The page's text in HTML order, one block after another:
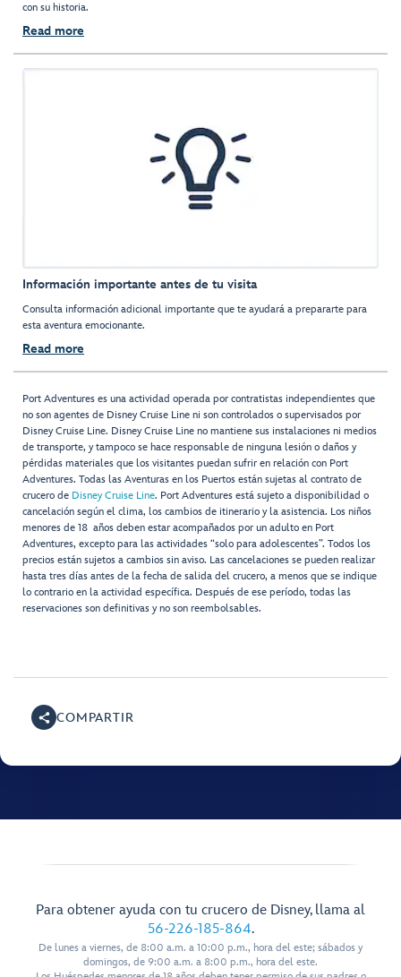
con su historia.
Read more
Información importante antes de tu visita
Consulta información adicional importante que te ayudará a prepararte para
esta aventura emocionante.
Read more
Port Adventures es una actividad operada por contratistas independientes que
no son agentes de Disney Cruise Line ni son controlados o supervisados por
Disney Cruise Line. Disney Cruise Line no mantiene sus instalaciones ni medios
de transporte, y tampoco se hace responsable de ninguna lesión o daños y
pérdidas materiales que los visitantes puedan sufrir en relación con Port
Adventures. Todas las Aventuras en los Puertos están sujetas al contrato de
crucero de Disney Cruise Line. Port Adventures está sujeto a disponibilidad o
cancelación según el clima, los cambios de itinerario y la asistencia. Los niños
menores de 18 años deben estar acompañados por un adulto en Port
Adventures, excepto para las actividades “solo para adolescentes”. Todos los
precios están sujetos a cambios sin aviso. Las cancelaciones se pueden realizar
hasta tres días antes de la fecha de salida del crucero, a menos que se indique
lo contrario en la actividad específica. Después de ese período, todas las
reservaciones son definitivas y no son reembolsables.
COMPARTIR
Para obtener ayuda con tu crucero de Disney, llama al
56-226-185-864.
De lunes a viernes, de 8:00 a.m. a 10:00 p.m., hora del este; sábados y
domingos, de 9:00 a.m. a 8:00 p.m., hora del este.